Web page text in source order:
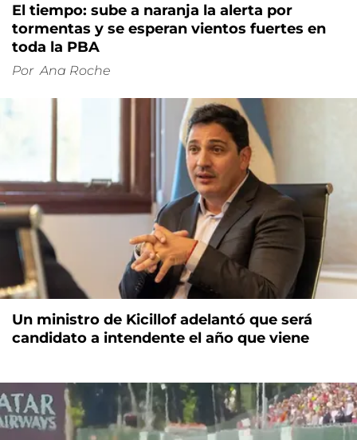
El tiempo: sube a naranja la alerta por
tormentas y se esperan vientos fuertes en
toda la PBA
Por Ana Roche
Un ministro de Kicillof adelantó que será
candidato a intendente el año que viene